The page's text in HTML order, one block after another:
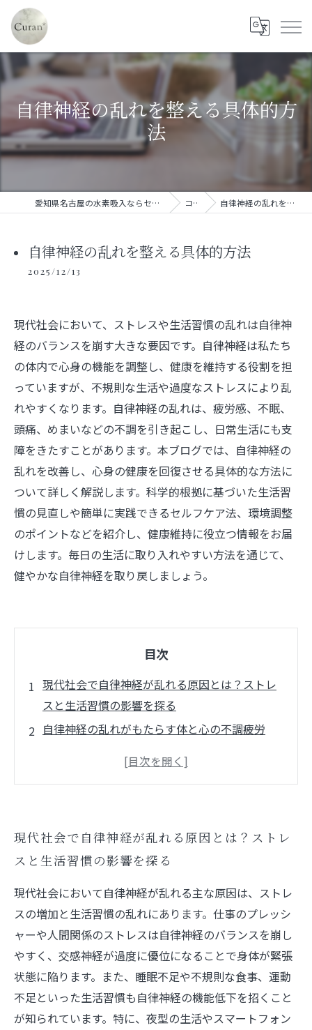
自律神経の乱れを整える具体的方
法
愛知県名古屋の水素吸入ならセルフ水素吸入サロン Curan* コラム 自律神経の乱れを整える具体的方法
自律神経の乱れを整える具体的方法
2025/12/13
現代社会において、ストレスや生活習慣の乱れは自律神
経のバランスを崩す大きな要因です。自律神経は私たち
の体内で心身の機能を調整し、健康を維持する役割を担
っていますが、不規則な生活や過度なストレスにより乱
れやすくなります。自律神経の乱れは、疲労感、不眠、
頭痛、めまいなどの不調を引き起こし、日常生活にも支
障をきたすことがあります。本ブログでは、自律神経の
乱れを改善し、心身の健康を回復させる具体的な方法に
ついて詳しく解説します。科学的根拠に基づいた生活習
慣の見直しや簡単に実践できるセルフケア法、環境調整
のポイントなどを紹介し、健康維持に役立つ情報をお届
けします。毎日の生活に取り入れやすい方法を通じて、
健やかな自律神経を取り戻しましょう。
目次
現代社会で自律神経が乱れる原因とは？ストレ
スと生活習慣の影響を探る
自律神経の乱れがもたらす体と心の不調――疲労
自律神経バランスを回復するために見直すべき
を取り戻す方法
環境調整と日々の習慣で健やかな自律神経を取
り戻すストーリーの完結
誰でも実践できる簡単セルフケア術――自律神経乱
れ改善の具体例
これで安心！自律神経の乱れを防ぎ健康を維持
するための総まとめ
現代社会で自律神経が乱れる原因とは？ストレ
スと生活習慣の影響を探る
現代社会において自律神経が乱れる主な原因は、ストレ
スの増加と生活習慣の乱れにあります。仕事のプレッシ
ャーや人間関係のストレスは自律神経のバランスを崩し
やすく、交感神経が過度に優位になることで身体が緊張
状態に陥ります。また、睡眠不足や不規則な食事、運動
不足といった生活習慣も自律神経の機能低下を招くこと
が知られています。特に、夜型の生活やスマートフォン